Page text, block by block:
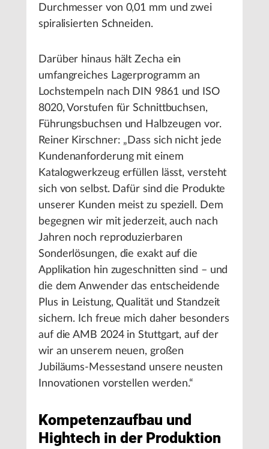
Durchmesser von 0,01 mm und zwei
spiralisierten Schneiden.
Darüber hinaus hält Zecha ein
umfangreiches Lagerprogramm an
Lochstempeln nach DIN 9861 und ISO
8020, Vorstufen für Schnittbuchsen,
Führungsbuchsen und Halbzeugen vor.
Reiner Kirschner: „Dass sich nicht jede
Kundenanforderung mit einem
Katalogwerkzeug erfüllen lässt, versteht
sich von selbst. Dafür sind die Produkte
unserer Kunden meist zu speziell. Dem
begegnen wir mit jederzeit, auch nach
Jahren noch reproduzierbaren
Sonderlösungen, die exakt auf die
Applikation hin zugeschnitten sind – und
die dem Anwender das entscheidende
Plus in Leistung, Qualität und Standzeit
sichern. Ich freue mich daher besonders
auf die AMB 2024 in Stuttgart, auf der
wir an unserem neuen, großen
Jubiläums-Messestand unsere neusten
Innovationen vorstellen werden.“
Kompetenzaufbau und
Hightech in der Produktion